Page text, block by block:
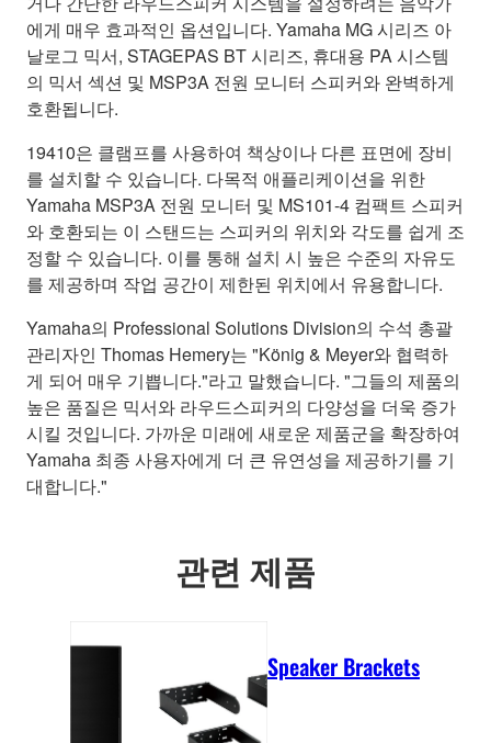
에게 매우 효과적인 옵션입니다. Yamaha MG 시리즈 아
날로그 믹서, STAGEPAS BT 시리즈, 휴대용 PA 시스템
의 믹서 섹션 및 MSP3A 전원 모니터 스피커와 완벽하게
호환됩니다.
19410은 클램프를 사용하여 책상이나 다른 표면에 장비
를 설치할 수 있습니다. 다목적 애플리케이션을 위한
Yamaha MSP3A 전원 모니터 및 MS101-4 컴팩트 스피커
와 호환되는 이 스탠드는 스피커의 위치와 각도를 쉽게 조
정할 수 있습니다. 이를 통해 설치 시 높은 수준의 자유도
를 제공하며 작업 공간이 제한된 위치에서 유용합니다.
Yamaha의 Professional Solutions Division의 수석 총괄
관리자인 Thomas Hemery는 "König & Meyer와 협력하
게 되어 매우 기쁩니다."라고 말했습니다. "그들의 제품의
높은 품질은 믹서와 라우드스피커의 다양성을 더욱 증가
시킬 것입니다. 가까운 미래에 새로운 제품군을 확장하여
Yamaha 최종 사용자에게 더 큰 유연성을 제공하기를 기
대합니다."
관련 제품
Speaker Brackets